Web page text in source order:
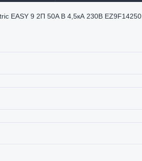
EASY 9 2П 50A B 4,5кА 230В EZ9F14250